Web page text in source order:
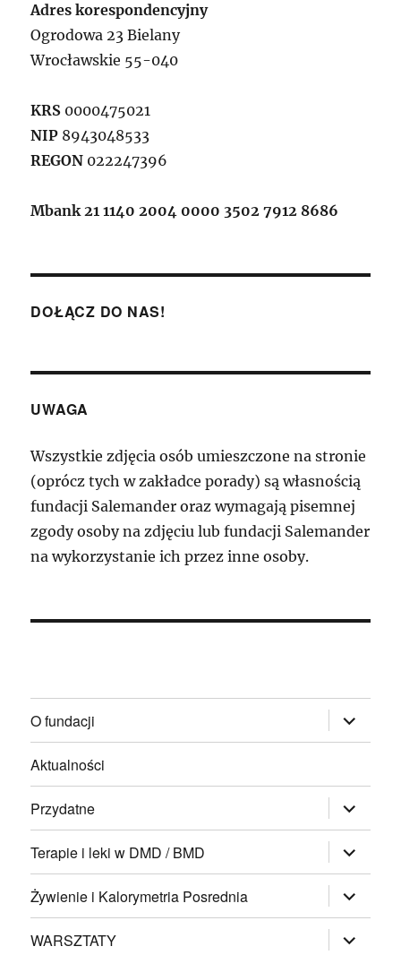
Adres korespondencyjny
Ogrodowa 23 Bielany
Wrocławskie 55-040
KRS 0000475021
NIP 8943048533
REGON 022247396
Mbank 21 1140 2004 0000 3502 7912 8686
DOŁĄCZ DO NAS!
UWAGA
Wszystkie zdjęcia osób umieszczone na stronie
(oprócz tych w zakładce porady) są własnością
fundacji Salemander oraz wymagają pisemnej
zgody osoby na zdjęciu lub fundacji Salemander
na wykorzystanie ich przez inne osoby.
O fundacji rozwiń
menu
potomne
Aktualności
Przydatne rozwiń
menu
potomne
Terapie i leki w DMD / BMD
rozwiń
menu
potomne
Żywienie i Kalorymetria Posrednia
rozwiń
menu
potomne
WARSZTATY
rozwiń
menu